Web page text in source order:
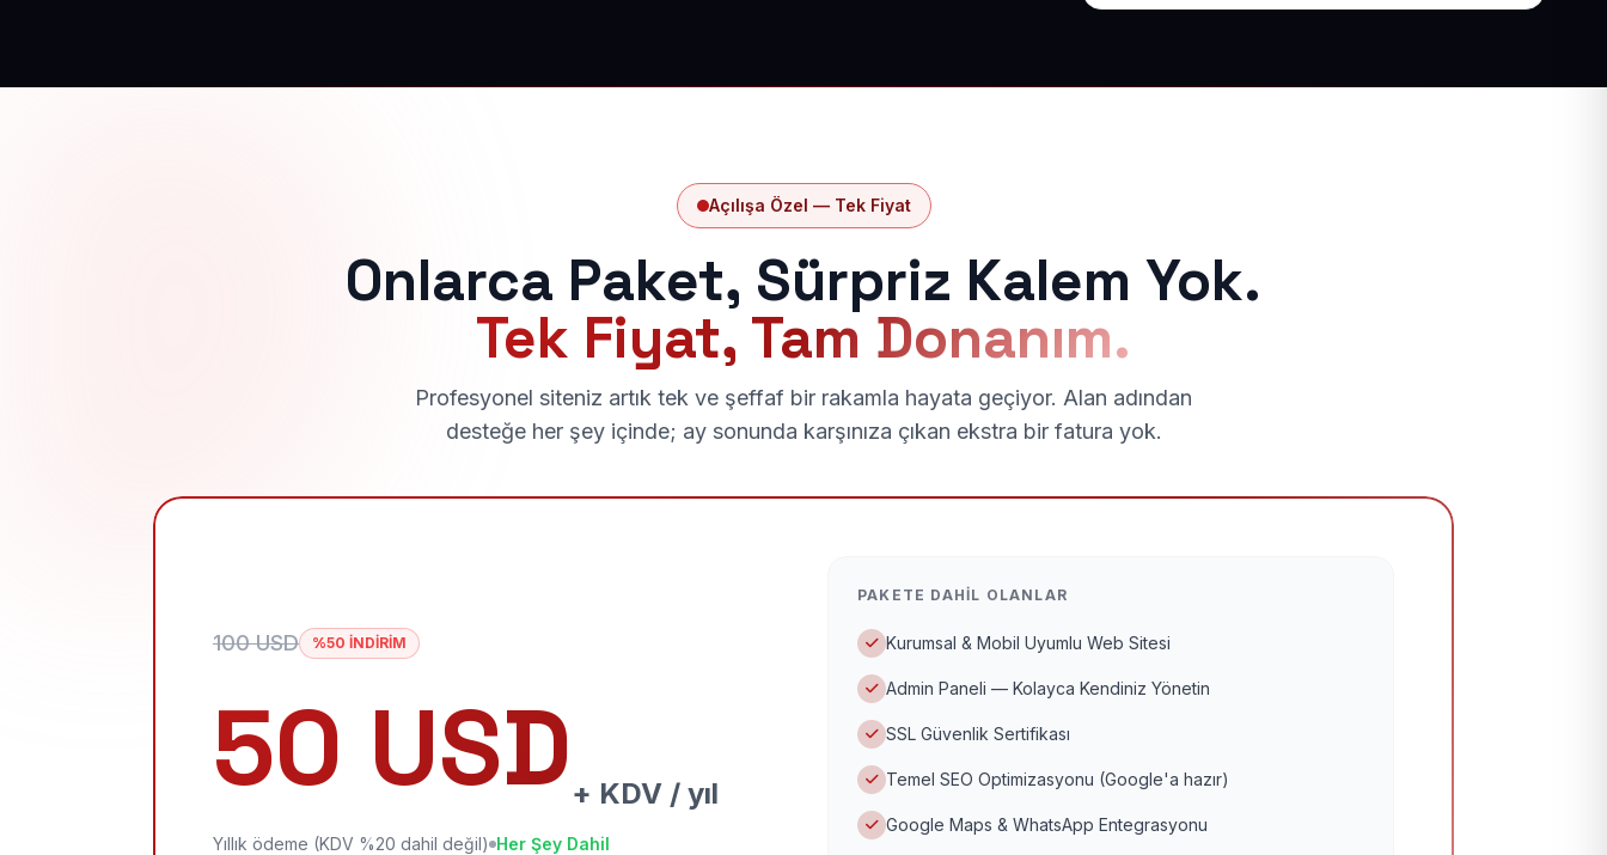
Açılışa Özel — Tek Fiyat
Onlarca Paket, Sürpriz Kalem Yok.
Tek Fiyat, Tam Donanım.
Profesyonel siteniz artık tek ve şeffaf bir rakamla hayata geçiyor. Alan adından
desteğe her şey içinde; ay sonunda karşınıza çıkan ekstra bir fatura yok.
100 USD %50 İNDİRİM
50 USD + KDV / yıl
Yıllık ödeme (KDV %20 dahil değil) Her Şey Dahil
PAKETE DAHIL OLANLAR
Kurumsal & Mobil Uyumlu Web Sitesi
Admin Paneli — Kolayca Kendiniz Yönetin
SSL Güvenlik Sertifikası
Temel SEO Optimizasyonu (Google'a hazır)
Google Maps & WhatsApp Entegrasyonu